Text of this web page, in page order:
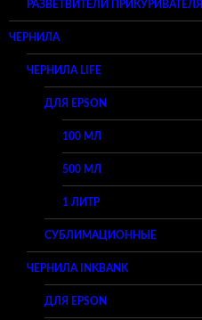
РАЗВЕТВИТЕЛИ ПРИКУРИВАТЕЛЯ
ЧЕРНИЛА
ЧЕРНИЛА LIFE
ДЛЯ EPSON
100 МЛ
500 МЛ
1 ЛИТР
СУБЛИМАЦИОННЫЕ
ЧЕРНИЛА INKBANK
ДЛЯ EPSON